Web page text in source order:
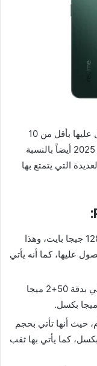
واحد من الهواتف الرائعة التي يمكنك الحصول عليها بأقل من 10
آلاف جنيه، ويعتبر افضل موبايل فئة متوسطة 2025 أيضاً بالنسبة
التي يتمتع بها
يأتي الهاتف بمساحة تخزين 128/256/512 جيجا بايت، وهذا
عليها، كما أنه يأتي
الكاميرا الخلفية الخاصة به مزدوجة وتأتي بدقة 50+2 ميجا
حيث أنها تأتي بحجم
6.67 بوصة، وتتميز بدقة 1080×2400 بكسل، كما يأتي بها ثقب